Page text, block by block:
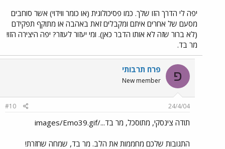
יפה לי הדרך הזו שלך. כמו פסיכולוגית (או כומר ווידוי) אשר סוחבים
מסעם של אחרים איתם ומקבלים זאת באהבה או מתוקף תפקידם
(לא ברור שזה לא אותו הדבר כאן). ומי יעזור לעוזר? יפה היצירה הזו!
מר בד.
פ פרח תרבותי
New member
24/4/04
#10
תודה צינסקי, מתוסכל, מר בד.../images/Emo39.gif
התגובות שלכם מחממות את הלב. מר בד, שמחה שחזרת!